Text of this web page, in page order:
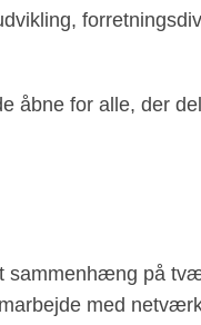
åbne for alle, der
på
med